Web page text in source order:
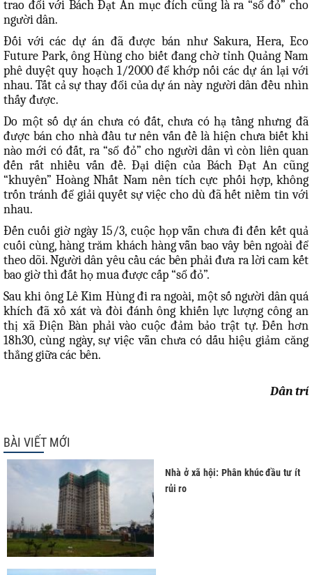
trao đổi với Bách Đạt An mục đích cũng là ra “sổ đỏ” cho
người dân.
Đối với các dự án đã được bán như Sakura, Hera, Eco
Future Park, ông Hùng cho biết đang chờ tỉnh Quảng Nam
phê duyệt quy hoạch 1/2000 để khớp nối các dự án lại với
nhau. Tất cả sự thay đổi của dự án này người dân đều nhìn
thấy được.
Do một số dự án chưa có đất, chưa có hạ tầng nhưng đã
được bán cho nhà đầu tư nên vấn đề là hiện chưa biết khi
nào mới có đất, ra “sổ đỏ” cho người dân vì còn liên quan
đến rất nhiều vấn đề. Đại diện của Bách Đạt An cũng
“khuyên” Hoàng Nhất Nam nên tích cực phối hợp, không
trốn tránh để giải quyết sự việc cho dù đã hết niềm tin với
nhau.
Đến cuối giờ ngày 15/3, cuộc họp vẫn chưa đi đến kết quả
cuối cùng, hàng trăm khách hàng vẫn bao vây bên ngoài để
theo dõi. Người dân yêu cầu các bên phải đưa ra lời cam kết
bao giờ thì đất họ mua được cấp “sổ đỏ”.
Sau khi ông Lê Kim Hùng đi ra ngoài, một số người dân quá
khích đã xô xát và đòi đánh ông khiến lực lượng công an
thị xã Điện Bàn phải vào cuộc đảm bảo trật tự. Đến hơn
18h30, cùng ngày, sự việc vẫn chưa có dấu hiệu giảm căng
thẳng giữa các bên.
Dân trí
BÀI VIẾT MỚI
Nhà ở xã hội: Phân khúc đầu tư ít
rủi ro